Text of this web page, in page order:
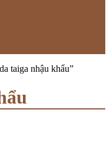
taiga nhậu khẩu”